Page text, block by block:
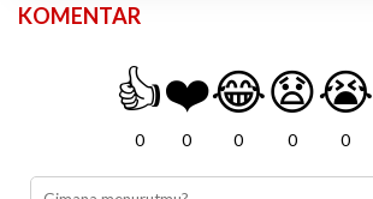
KOMENTAR
👍
0
❤️
0
😂
0
😧
0
😭
0